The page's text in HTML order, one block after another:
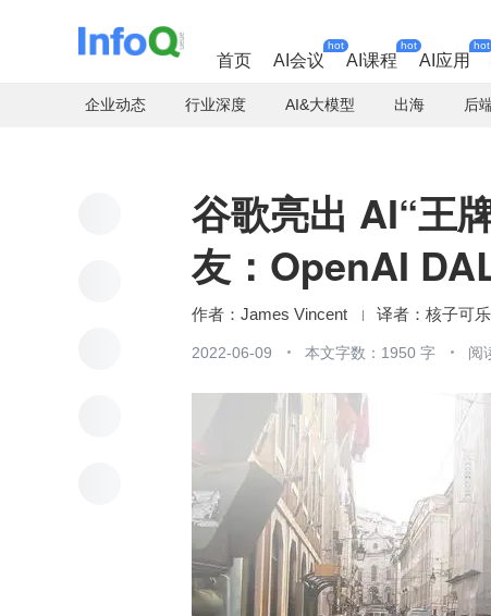
首页 AI会议
hot
AI课程
hot
AI应用
hot
企业动态 行业深度 AI&大模型 出海 后
谷歌亮出 AI“王
友：OpenAI
James Vincent 核子可乐
2022-06-09 本文字数：1950 字 阅